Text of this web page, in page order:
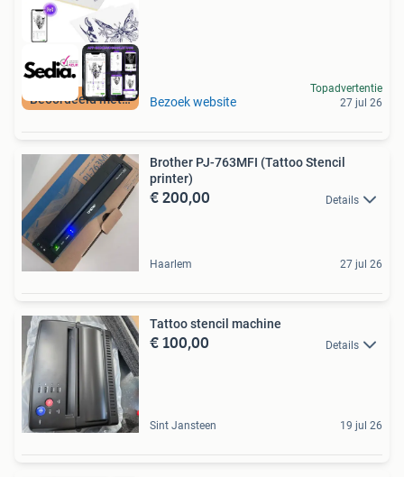
Beoordeeld met 9+ Bezoek website
Topadvertentie
27 jul 26
Brother PJ-763MFI (Tattoo Stencil
printer)
€ 200,00 Details
Haarlem 27 jul 26
Tattoo stencil machine
€ 100,00 Details
Sint Jansteen 19 jul 26